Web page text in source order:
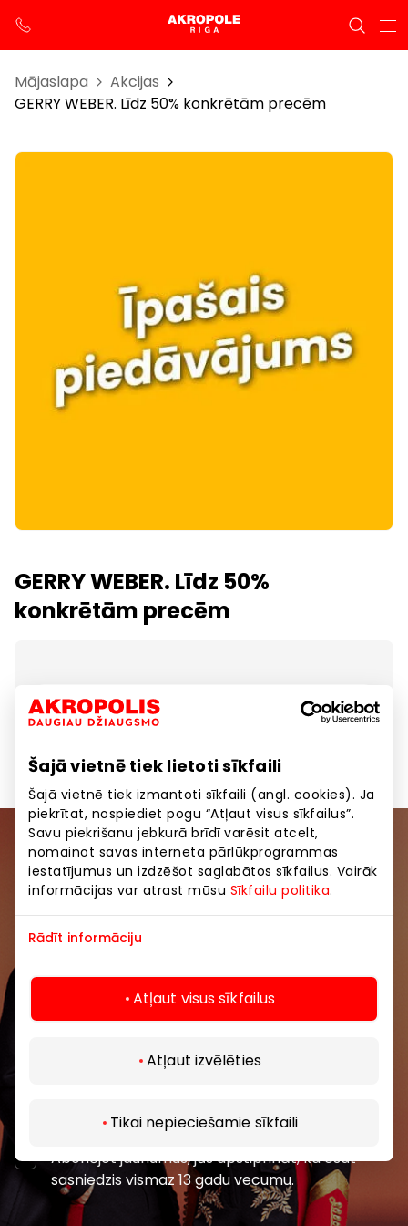
Šajā vietnē tiek lietoti sīkfaili
Šajā vietnē tiek izmantoti sīkfaili (angl. cookies). Ja
piekrītat, nospiediet pogu “Atļaut visus sīkfailus”.
Savu piekrišanu jebkurā brīdī varēsit atcelt,
nomainot savas interneta pārlūkprogrammas
iestatījumus un izdzēšot saglabātos sīkfailus. Vairāk
informācijas var atrast mūsu Sīkfailu politika.
Rādīt informāciju
Atļaut visus sīkfailus
Atļaut izvēlēties
Tikai nepieciešamie sīkfaili
Mājaslapa
Akcijas
GERRY WEBER. Līdz 50% konkrētām precēm
GERRY WEBER. Līdz 50%
konkrētām precēm
Parādīt atrašanās vietu kartē
Pievienojieties mūsu kopienai
Uzzini pirmais par labākajiem piedāvājumiem,
pasākumiem un jaunāko informāciju iepirkšanās un
izklaides centros “AKROPOLE Alfa” un “AKROPOLE
Abonējot jaunumus, jūs apstiprināt, ka esat
sasniedzis vismaz 13 gadu vecumu.